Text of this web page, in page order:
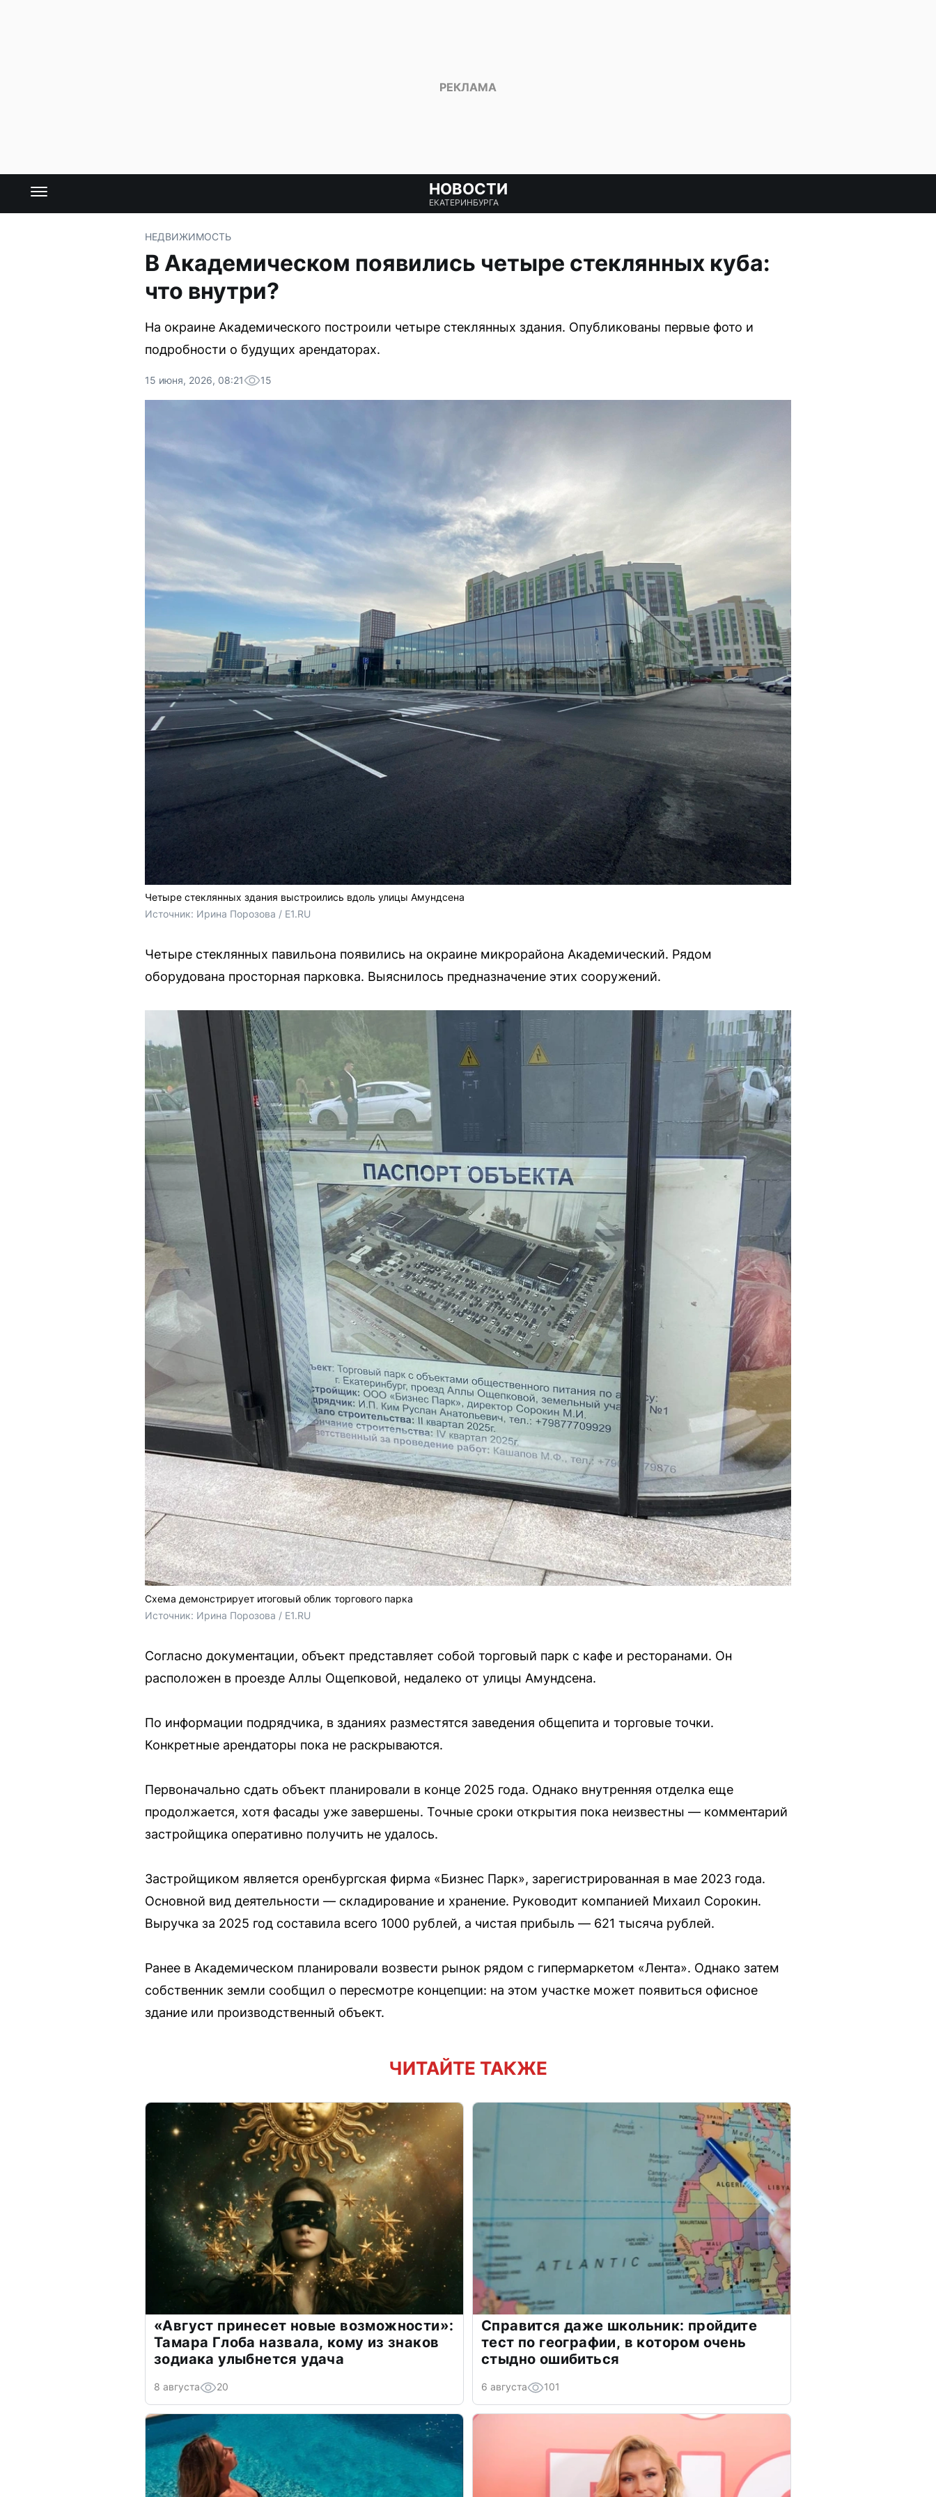
НОВОСТИ
ЕКАТЕРИНБУРГА
НЕДВИЖИМОСТЬ
В Академическом появились четыре стеклянных куба:
что внутри?
На окраине Академического построили четыре стеклянных здания. Опубликованы первые фото и
подробности о будущих арендаторах.
15 июня, 2026, 08:21 15
Четыре стеклянных здания выстроились вдоль улицы Амундсена
Источник: Ирина Порозова / E1.RU
Четыре стеклянных павильона появились на окраине микрорайона Академический. Рядом
оборудована просторная парковка. Выяснилось предназначение этих сооружений.
Схема демонстрирует итоговый облик торгового парка
Источник: Ирина Порозова / E1.RU
Согласно документации, объект представляет собой торговый парк с кафе и ресторанами. Он
расположен в проезде Аллы Ощепковой, недалеко от улицы Амундсена.
По информации подрядчика, в зданиях разместятся заведения общепита и торговые точки.
Конкретные арендаторы пока не раскрываются.
Первоначально сдать объект планировали в конце 2025 года. Однако внутренняя отделка еще
продолжается, хотя фасады уже завершены. Точные сроки открытия пока неизвестны — комментарий
застройщика оперативно получить не удалось.
Застройщиком является оренбургская фирма «Бизнес Парк», зарегистрированная в мае 2023 года.
Основной вид деятельности — складирование и хранение. Руководит компанией Михаил Сорокин.
Выручка за 2025 год составила всего 1000 рублей, а чистая прибыль — 621 тысяча рублей.
Ранее в Академическом планировали возвести рынок рядом с гипермаркетом «Лента». Однако затем
собственник земли сообщил о пересмотре концепции: на этом участке может появиться офисное
здание или производственный объект.
ЧИТАЙТЕ ТАКЖЕ
«Август принесет новые возможности»:
Тамара Глоба назвала, кому из знаков
зодиака улыбнется удача
8 августа 20
Справится даже школьник: пройдите
тест по географии, в котором очень
стыдно ошибиться
6 августа 101